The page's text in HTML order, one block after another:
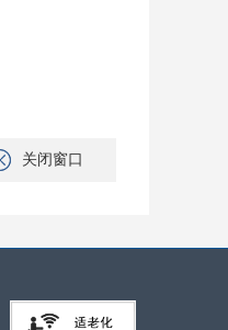
关闭窗口